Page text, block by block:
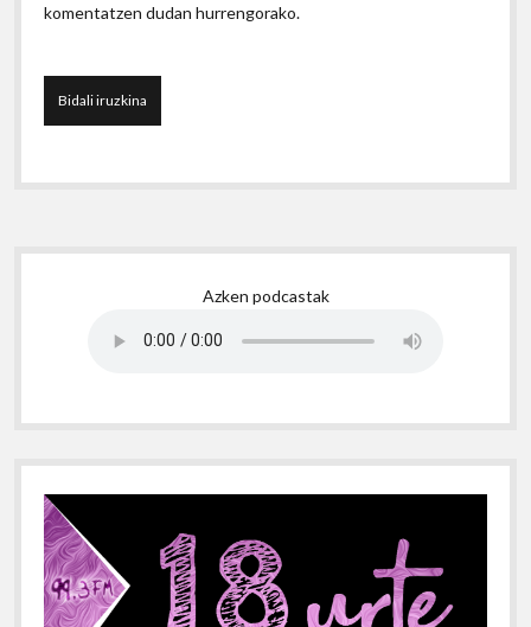
komentatzen dudan hurrengorako.
Sidebar
Azken podcastak